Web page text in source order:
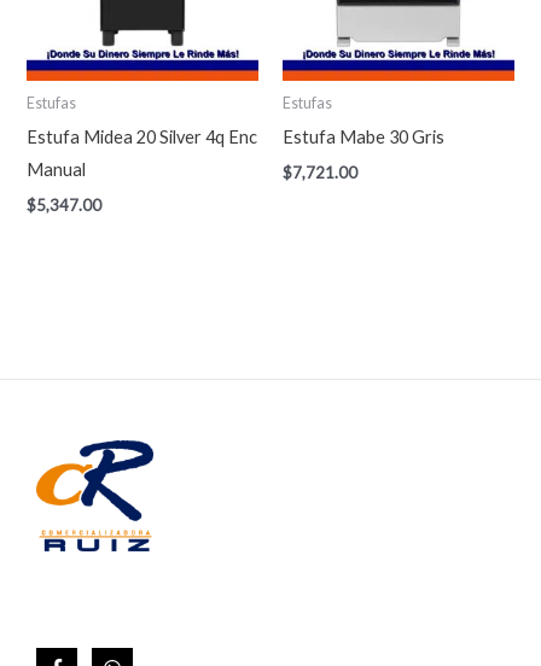
Estufas
Estufa Midea 20 Silver 4q Enc
Manual
$5,347.00
Estufas
Estufa Mabe 30 Gris
$7,721.00